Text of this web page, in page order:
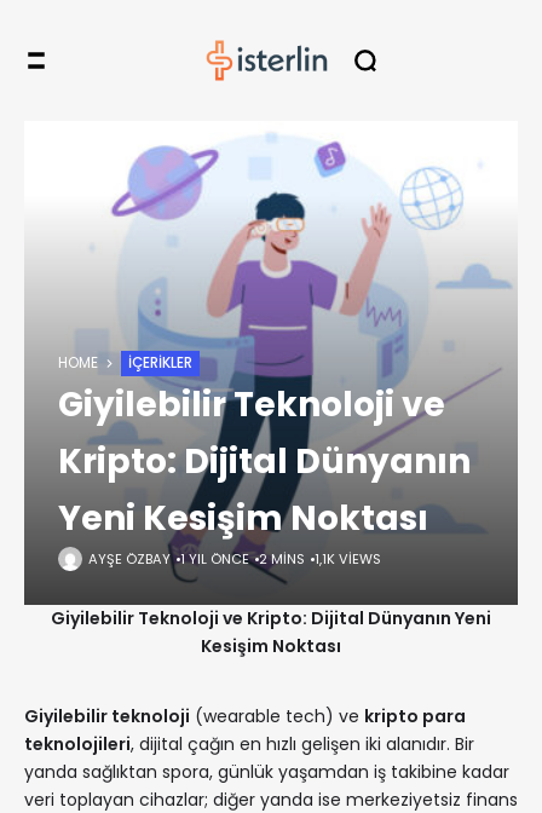
HOME İÇERIKLER
Giyilebilir Teknoloji ve
Kripto: Dijital Dünyanın
Yeni Kesişim Noktası
AYŞE ÖZBAY 1 YIL ÖNCE 2 MINS 1,1K VIEWS
Giyilebilir Teknoloji ve Kripto: Dijital Dünyanın Yeni
Kesişim Noktası
Giyilebilir teknoloji (wearable tech) ve kripto para
teknolojileri, dijital çağın en hızlı gelişen iki alanıdır. Bir
yanda sağlıktan spora, günlük yaşamdan iş takibine kadar
veri toplayan cihazlar; diğer yanda ise merkeziyetsiz finans